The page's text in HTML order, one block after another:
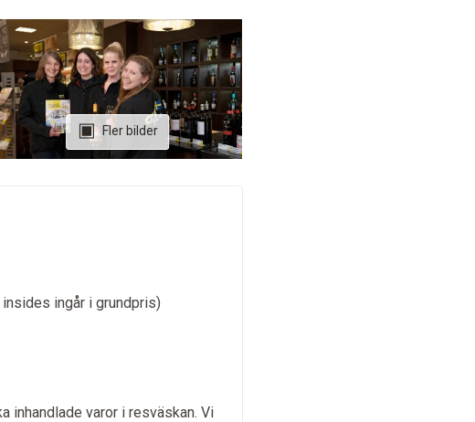
Fler bilder
ingår i grundpris)
inhandlade varor i resväskan. Vi